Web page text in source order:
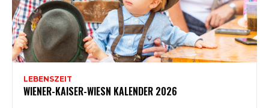
LEBENSZEIT
WIENER-KAISER-WIESN KALENDER 2026